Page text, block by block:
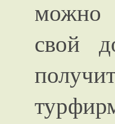
можно
свой